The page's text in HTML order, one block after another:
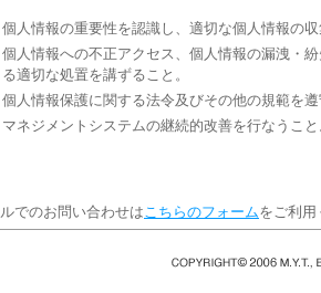
個人情報の重要性を認識し、適切な個人情報の
個人情報への不正アクセス、個人情報の漏洩・
る適切な処置を講ずること。
個人情報保護に関する法令及びその他の規範を
マネジメントシステムの継続的改善を行なうこ
でのお問い合わせはこちらのフォームをご利用